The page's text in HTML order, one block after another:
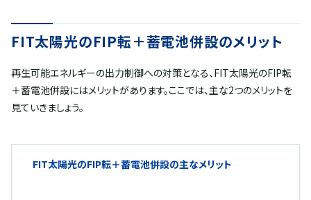
FIT太陽光のFIP転＋蓄電池併設のメリット
再生可能エネルギーの出力制御への対策となる、FIT太陽光のFIP転
＋蓄電池併設にはメリットがあります。ここでは、主な2つのメリットを
見ていきましょう。
FIT太陽光のFIP転＋蓄電池併設の主なメリット